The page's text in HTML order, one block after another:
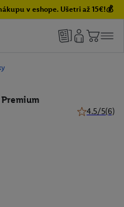
v eshope. Ušetri až 15€!💰
4.5/5(6)